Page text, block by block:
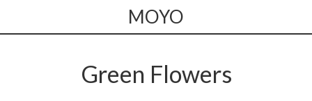
MOYO
Green Flowers